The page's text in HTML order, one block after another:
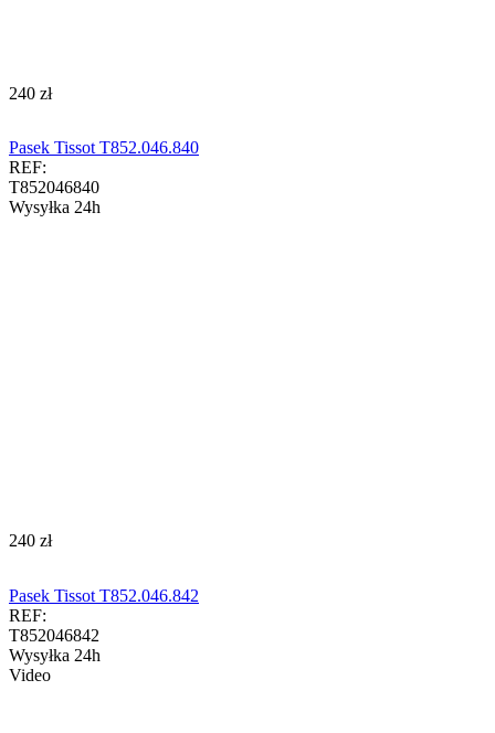
‍240‍ zł
Pasek Tissot T852.046.840
REF:
T852046840
Wysyłka 24h
‍240‍ zł
Pasek Tissot T852.046.842
REF:
T852046842
Wysyłka 24h
Video